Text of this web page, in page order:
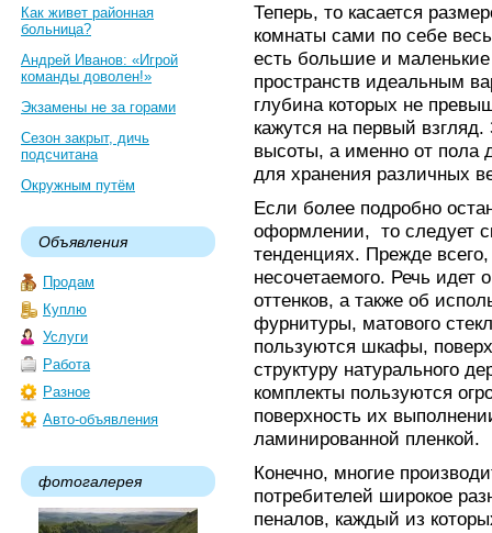
Как живет районная
больница?
Андрей Иванов: «Игрой
команды доволен!»
Экзамены не за горами
Сезон закрыт, дичь
подсчитана
Окружным путём
Объявления
Продам
Куплю
Услуги
Работа
Разное
Авто-объявления
фотогалерея
Теперь, то касается
комнаты сами по себе
есть большие и
пространств идеальным
глубина которых не
кажутся на первый
высоты, а именно от пола
для хранения различных
Если более подробно
оформлении, то следует
тенденциях. Прежде всего,
несочетаемого. Речь идет
оттенков, а также об
фурнитуры, матового
пользуются шкафы,
структуру натурального
комплекты пользуются
поверхность их
ламинированной пленкой.
Конечно, многие
потребителей широкое
пеналов, каждый из